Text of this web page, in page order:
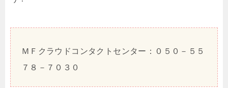
ＭＦクラウドコンタクトセンター：０５０－５５
７８－７０３０